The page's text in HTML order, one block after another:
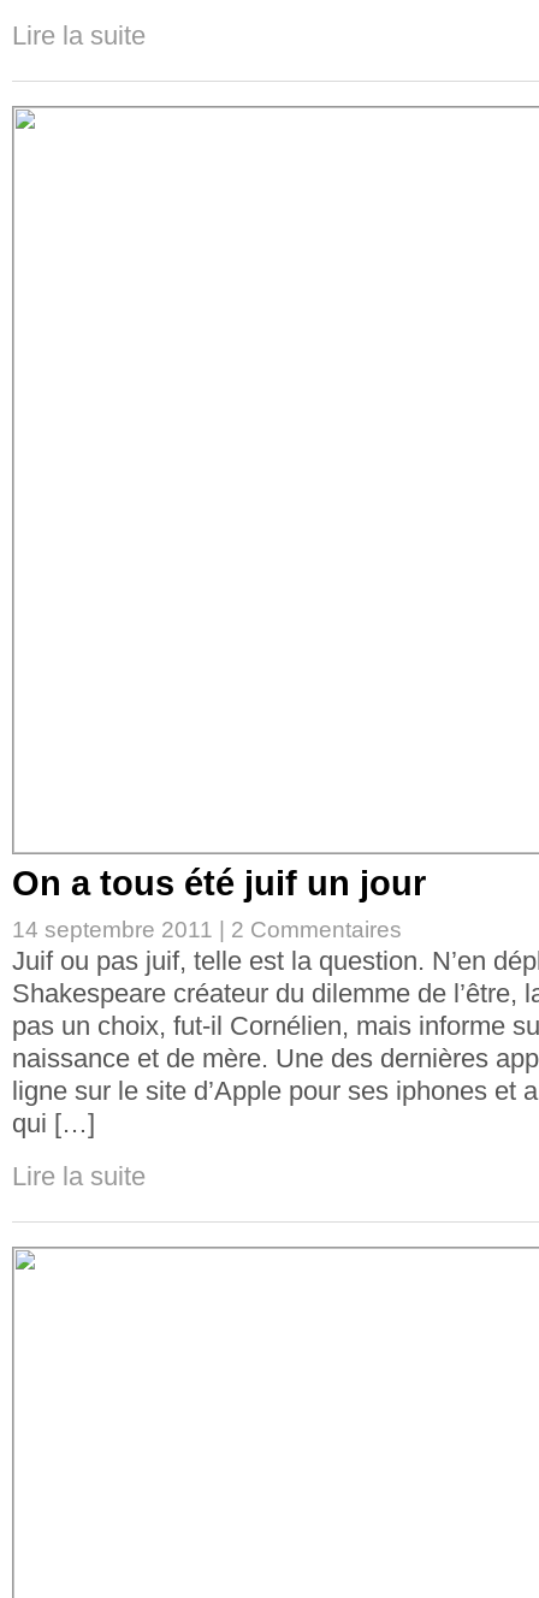
Lire la suite
On a tous été juif un jour
14 septembre 2011 | 2 Commentaires
Juif ou pas juif, telle est la question. N’en
Shakespeare créateur du dilemme de l’être,
pas un choix, fut-il Cornélien, mais informe
naissance et de mère. Une des dernières
ligne sur le site d’Apple pour ses iphones et
qui […]
Lire la suite